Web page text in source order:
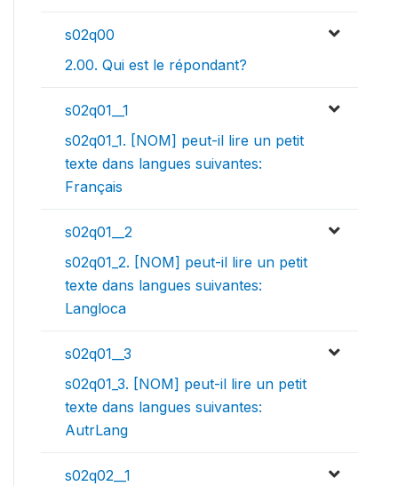
s02q00
2.00. Qui est le répondant?
s02q01__1
s02q01_1. [NOM] peut-il lire un petit
texte dans langues suivantes:
Français
s02q01__2
s02q01_2. [NOM] peut-il lire un petit
texte dans langues suivantes:
Langloca
s02q01__3
s02q01_3. [NOM] peut-il lire un petit
texte dans langues suivantes:
AutrLang
s02q02__1